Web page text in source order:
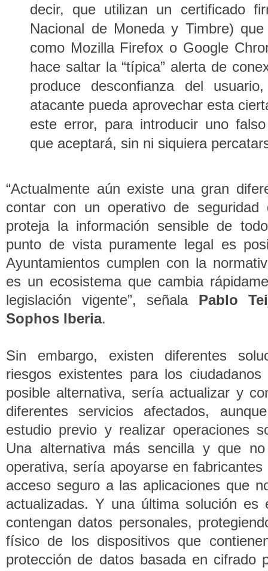
decir, que utilizan un certificado
Nacional de Moneda y Timbre)
como Mozilla Firefox o Google
hace saltar la “típica” alerta de
produce desconfianza del
atacante pueda aprovechar esta
este error, para introducir uno
que aceptará, sin ni siquiera
“Actualmente aún existe una gran
contar con un operativo de
proteja la información sensible de
punto de vista puramente legal es
Ayuntamientos cumplen con la
es un ecosistema que cambia
legislación vigente”, señala Pablo
Sophos Iberia.
Sin embargo, existen diferentes
riesgos existentes para los
posible alternativa, sería actualizar y
diferentes servicios afectados,
estudio previo y realizar operaciones
Una alternativa más sencilla y que
operativa, sería apoyarse en
acceso seguro a las aplicaciones que
actualizadas. Y una última solución
contengan datos personales,
físico de los dispositivos que
protección de datos basada en cifrado